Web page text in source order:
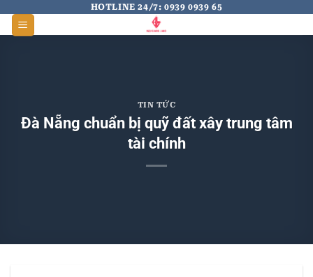
HOTLINE 24/7: 0939 0939 65
TIN TỨC
Đà Nẵng chuẩn bị quỹ đất xây trung tâm
tài chính